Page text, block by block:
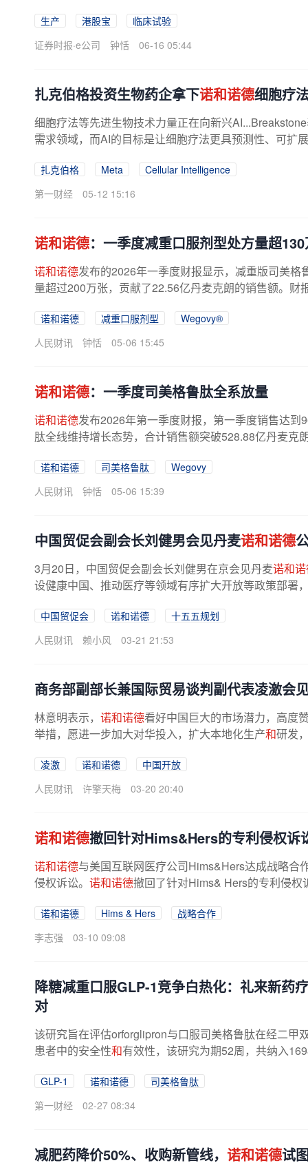
生产 港股宝
临床试验
证券时报·e公司
钟恬 06-16 05:44
扎克伯格投资生物药企拿下诺和诺德细胞疗
细胞疗法等先进生物技术力量正在向新兴
需求领域，而AI的目标是让细胞疗法更具预测性、可扩
扎克伯格 Meta
Cellular Intelligence
第一财经
05-12 15:16
诺和诺德：一季度减重口服剂型处方量超
诺和诺德发布的2026年一季度财报显示，减重版司美
量超过200万张，贡献了22.56亿丹麦克朗的销售额。
诺和诺德 减重口服剂型
Wegovy®
人民财讯
钟恬 05-06 15:45
诺和诺德：一季度司美格鲁肽全系放量
诺和诺德发布2026年第一季度财报，第一季度销售达
肽全线维持增长态势，合计销售额突破528.88亿丹麦
诺和诺德 司美格鲁肽
Wegovy
人民财讯
钟恬 05-06 15:39
中国贸促会副会长刘健男会见丹麦诺和诺德
3月20日，中国贸促会副会长刘健男在京会见丹麦诺和
设健康中国、推动医疗等领域有序扩大开放等政策部署
中国贸促会 诺和诺德
十五五规划
人民财讯
赖小风 03-21 21:53
商务部副部长兼国际贸易谈判副代表凌激会
林意明表示， 诺和诺德看好中国巨大的市场潜力，高度
举措，愿进一步加大对华投入，扩大本地化生产和研发
凌激 诺和诺德
中国开放
人民财讯
许擎天梅 03-20 20:40
诺和诺德撤回针对Hims&Hers的专利侵权诉
诺和诺德与美国互联网医疗公司Hims&Hers达成战略合
侵权诉讼。 诺和诺德撤回了针对Hims& Hers的专利侵
诺和诺德 Hims & Hers
战略合作
李志强
03-10 09:08
降糖减重口服GLP-1竞争白热化：礼来新药
对
该研究旨在评估orforglipron与口服司美格鲁肽在经二甲
患者中的安全性和有效性，该研究为期52周，共纳入
GLP-1 诺和诺德
司美格鲁肽
第一财经
02-27 08:34
减肥药降价50%、收购新管线， 诺和诺德试